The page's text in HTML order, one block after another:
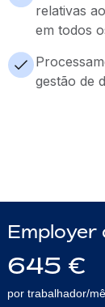
relativas
em todos
gestão de
Employer
645 €
por trabalhador/